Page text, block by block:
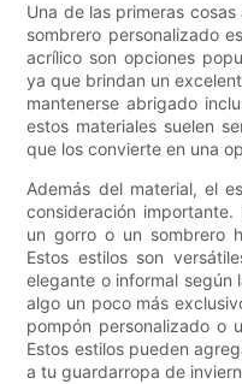
Una de las primeras
sombrero personalizado
acrílico son opciones
ya que brindan un
mantenerse abrigado
estos materiales suelen
que los convierte en una
Además del material, el
consideración
un gorro o un sombrero
Estos estilos son
elegante o informal según
algo un poco más
pompón personalizado o
Estos estilos pueden
a tu guardarropa de